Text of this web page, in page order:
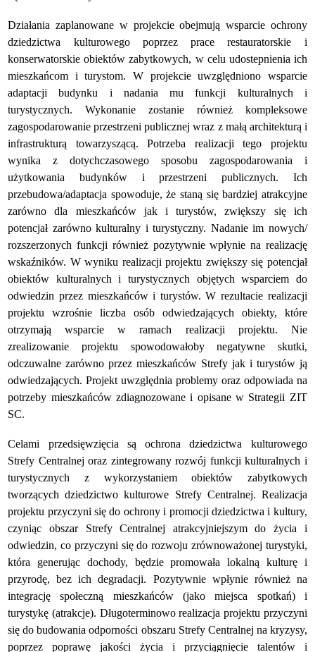
Działania zaplanowane w projekcie obejmują wsparcie ochrony
dziedzictwa kulturowego poprzez prace restauratorskie i
konserwatorskie obiektów zabytkowych, w celu udostepnienia ich
mieszkańcom i turystom. W projekcie uwzględniono wsparcie
adaptacji budynku i nadania mu funkcji kulturalnych i
turystycznych. Wykonanie zostanie również kompleksowe
zagospodarowanie przestrzeni publicznej wraz z małą architekturą i
infrastrukturą towarzyszącą. Potrzeba realizacji tego projektu
wynika z dotychczasowego sposobu zagospodarowania i
użytkowania budynków i przestrzeni publicznych. Ich
przebudowa/adaptacja spowoduje, że staną się bardziej atrakcyjne
zarówno dla mieszkańców jak i turystów, zwiększy się ich
potencjał zarówno kulturalny i turystyczny. Nadanie im nowych/
rozszerzonych funkcji również pozytywnie wpłynie na realizację
wskaźników. W wyniku realizacji projektu zwiększy się potencjał
obiektów kulturalnych i turystycznych objętych wsparciem do
odwiedzin przez mieszkańców i turystów. W rezultacie realizacji
projektu wzrośnie liczba osób odwiedzających obiekty, które
otrzymają wsparcie w ramach realizacji projektu. Nie
zrealizowanie projektu spowodowałoby negatywne skutki,
odczuwalne zarówno przez mieszkańców Strefy jak i turystów ją
odwiedzających. Projekt uwzględnia problemy oraz odpowiada na
potrzeby mieszkańców zdiagnozowane i opisane w Strategii ZIT
SC.
Celami przedsięwzięcia są ochrona dziedzictwa kulturowego
Strefy Centralnej oraz zintegrowany rozwój funkcji kulturalnych i
turystycznych z wykorzystaniem obiektów zabytkowych
tworzących dziedzictwo kulturowe Strefy Centralnej. Realizacja
projektu przyczyni się do ochrony i promocji dziedzictwa i kultury,
czyniąc obszar Strefy Centralnej atrakcyjniejszym do życia i
odwiedzin, co przyczyni się do rozwoju zrównoważonej turystyki,
która generując dochody, będzie promowała lokalną kulturę i
przyrodę, bez ich degradacji. Pozytywnie wpłynie również na
integrację społeczną mieszkańców (jako miejsca spotkań) i
turystykę (atrakcje). Długoterminowo realizacja projektu przyczyni
się do budowania odporności obszaru Strefy Centralnej na kryzysy,
poprzez poprawę jakości życia i przyciągnięcie talentów i